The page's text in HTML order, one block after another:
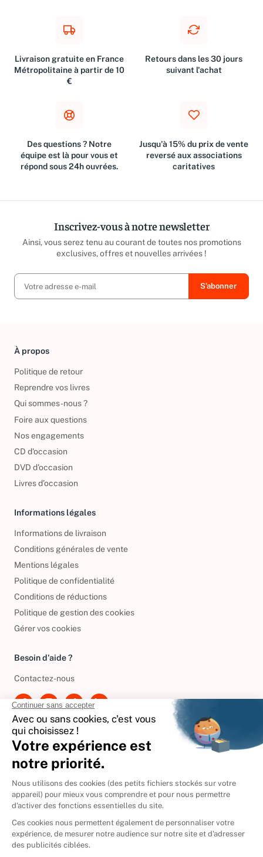
Livraison gratuite en France
Métropolitaine à partir de 10
€
Retours dans les 30 jours
suivant l'achat
Des questions ? Notre
équipe est là pour vous et
répond sous 24h ouvrées.
Jusqu'à 15% du prix de vente
reversé aux associations
caritatives
Inscrivez-vous à notre newsletter
Ainsi, vous serez tenu au courant de toutes nos promotions
exclusives, offres et nouvelles arrivées !
À propos
Politique de retour
Reprendre vos livres
Qui sommes-nous ?
Foire aux questions
Nos engagements
CD d'occasion
DVD d'occasion
Livres d’occasion
Informations légales
Informations de livraison
Conditions générales de vente
Mentions légales
Politique de confidentialité
Conditions de réductions
Politique de gestion des cookies
Gérer vos cookies
Besoin d'aide ?
Contactez-nous
International
🇪🇸 Espagne
🇩🇪Allemagne
🇮🇹 Italie